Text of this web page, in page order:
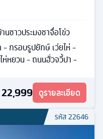
ชาวประมงชาจื่อโข่ว
- กรอบรูปยักษ์ เว่ยไห่ -
ห่หยวน - ถนนฮั่วจวี้ปา -
22,999 ดูรายละเอียด
รหัส22646